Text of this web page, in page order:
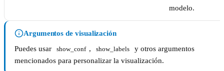
modelo.
Argumentos de visualización
Puedes usar
show_conf , show_labels
y otros argumentos
mencionados para personalizar la visualización.